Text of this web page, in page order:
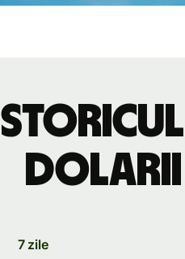
Istoricul
dolarii
7 zile